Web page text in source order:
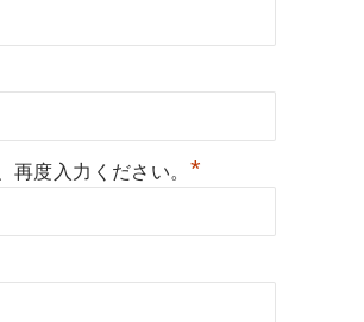
度入力ください。 *